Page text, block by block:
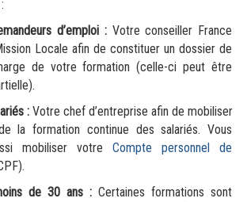
d’emploi : Votre conseiller France
Locale afin de constituer un dossier de
de votre formation (celle-ci peut être
: Votre chef d’entreprise afin de mobiliser
la formation continue des salariés. Vous
mobiliser votre Compte personnel de
de 30 ans : Certaines formations sont